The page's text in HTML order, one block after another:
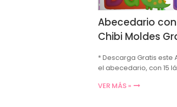
Abecedario
Chibi Moldes
* Descarga Gratis
el abecedario, con 15
VER MÁS »